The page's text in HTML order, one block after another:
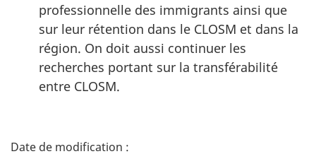
professionnelle des immigrants ainsi que
sur leur rétention dans le CLOSM et dans la
région. On doit aussi continuer les
recherches portant sur la transférabilité
entre CLOSM.
D